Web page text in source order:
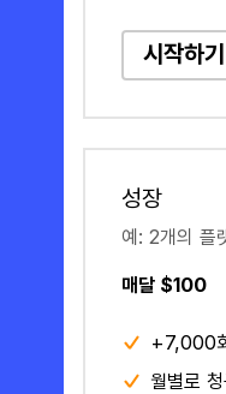
시작하기
성장
예: 2개의 플
매달 $100
+7,000
월별로